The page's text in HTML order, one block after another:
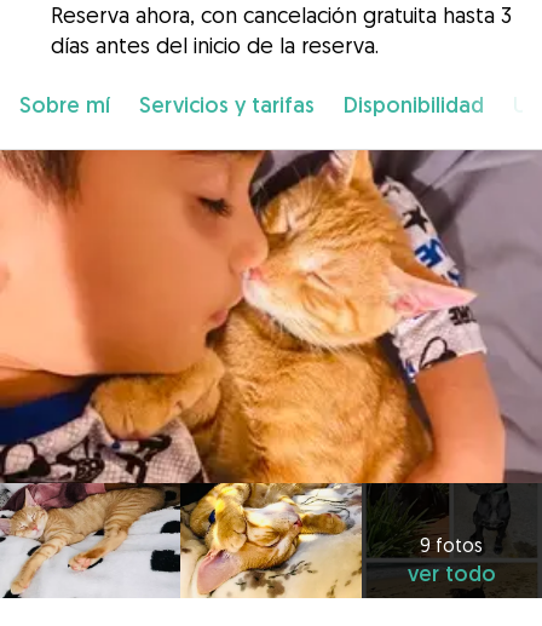
Reserva ahora, con cancelación gratuita hasta 3
días antes del inicio de la reserva.
Sobre mí Servicios y tarifas Disponibilidad
9 fotos
ver todo